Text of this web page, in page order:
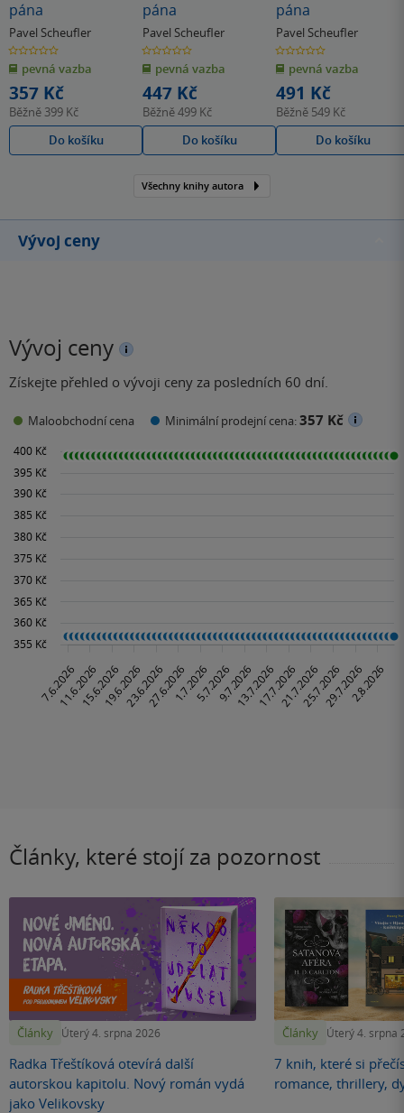
pána
Pavel Scheufler
0.0
z
5
hvězdiček
pevná vazba
357 Kč
Běžně 399 Kč
Do košíku
pána
Pavel Scheufler
0.0
z
5
hvězdiček
pevná vazba
447 Kč
Běžně499 Kč
Do košíku
pána
Pavel Scheufler
0.0
z
5
hvězdiček
pevná vazba
491 Kč
Běžně 549 Kč
Do košíku
Všechny knihy autora
Vývoj ceny
Vývoj ceny
Získejte přehled o vývoji ceny za posledních 60 dní.
Maloobchodní cena Minimální prodejní cena:357 Kč
Články, které stojí za pozornost
Články Úterý 4. srpna 2026
Radka Třeštíková otevírá další
autorskou kapitolu. Nový román vydá
jako Velikovsky
Články Úterý 4. srpna
7 knih, které si
romance, thrillery,